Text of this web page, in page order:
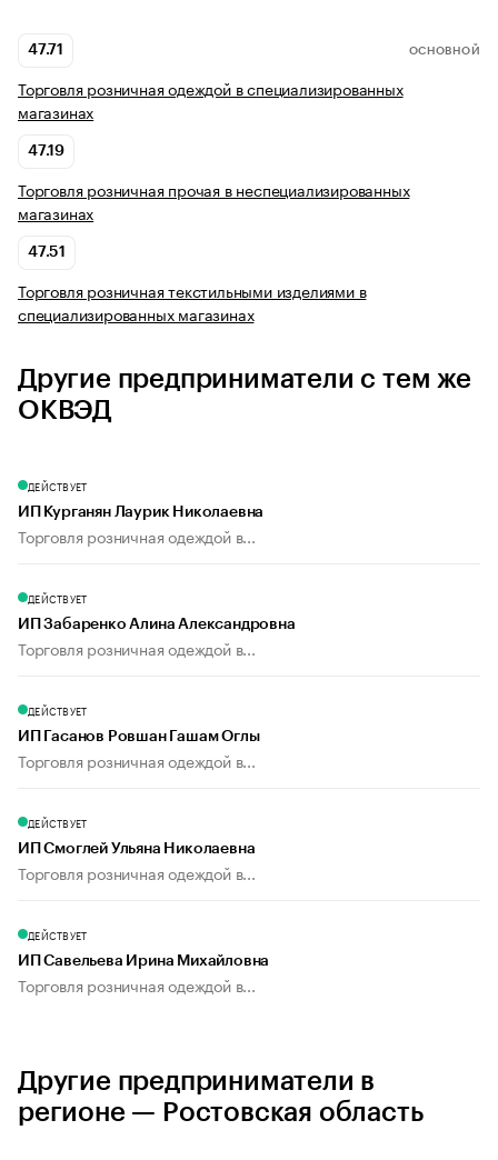
47.71 ОСНОВНОЙ
Торговля розничная одеждой в специализированных
магазинах
47.19
Торговля розничная прочая в неспециализированных
магазинах
47.51
Торговля розничная текстильными изделиями в
специализированных магазинах
Другие предприниматели с тем же
ОКВЭД
ДЕЙСТВУЕТ
ИП Курганян Лаурик Николаевна
Торговля розничная одеждой в...
ДЕЙСТВУЕТ
ИП Забаренко Алина Александровна
Торговля розничная одеждой в...
ДЕЙСТВУЕТ
ИП Гасанов Ровшан Гашам Оглы
Торговля розничная одеждой в...
ДЕЙСТВУЕТ
ИП Смоглей Ульяна Николаевна
Торговля розничная одеждой в...
ДЕЙСТВУЕТ
ИП Савельева Ирина Михайловна
Торговля розничная одеждой в...
Другие предприниматели в
регионе — Ростовская область